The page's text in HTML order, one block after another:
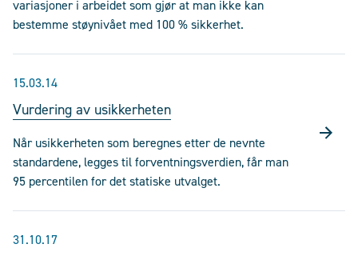
variasjoner i arbeidet som gjør at man ikke kan
bestemme støynivået med 100 % sikkerhet.
15.03.14
Vurdering av usikkerheten
Når usikkerheten som beregnes etter de nevnte
standardene, legges til forventningsverdien, får man
95 percentilen for det statiske utvalget.
31.10.17